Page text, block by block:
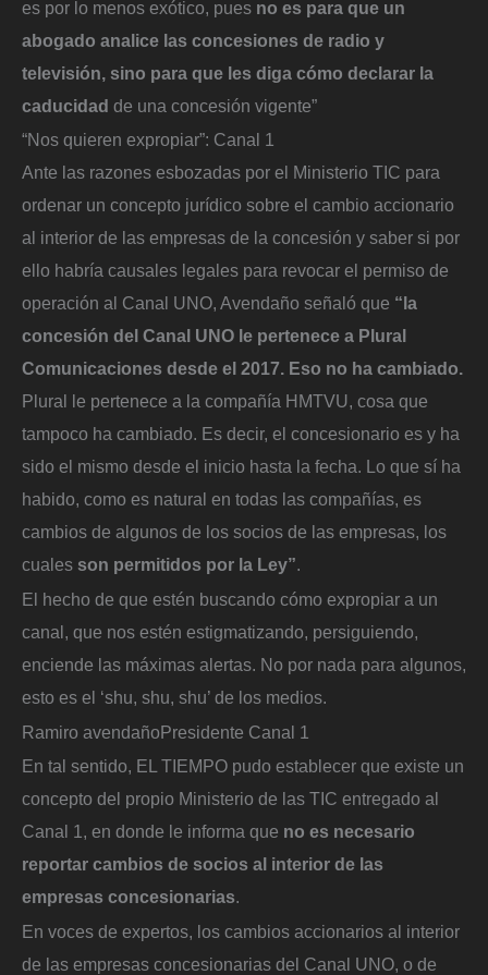
es por lo menos exótico, pues no es para que un
abogado analice las concesiones de radio y
televisión, sino para que les diga cómo declarar la
caducidad de una concesión vigente”
“Nos quieren expropiar”: Canal 1
Ante las razones esbozadas por el Ministerio TIC para
ordenar un concepto jurídico sobre el cambio accionario
al interior de las empresas de la concesión y saber si por
ello habría causales legales para revocar el permiso de
operación al Canal UNO, Avendaño señaló que “la
concesión del Canal UNO le pertenece a Plural
Comunicaciones desde el 2017. Eso no ha cambiado.
Plural le pertenece a la compañía HMTVU, cosa que
tampoco ha cambiado. Es decir, el concesionario es y ha
sido el mismo desde el inicio hasta la fecha. Lo que sí ha
habido, como es natural en todas las compañías, es
cambios de algunos de los socios de las empresas, los
cuales son permitidos por la Ley”.
El hecho de que estén buscando cómo expropiar a un
canal, que nos estén estigmatizando, persiguiendo,
enciende las máximas alertas. No por nada para algunos,
esto es el ‘shu, shu, shu’ de los medios.
Ramiro avendañoPresidente Canal 1
En tal sentido, EL TIEMPO pudo establecer que existe un
concepto del propio Ministerio de las TIC entregado al
Canal 1, en donde le informa que no es necesario
reportar cambios de socios al interior de las
empresas concesionarias.
En voces de expertos, los cambios accionarios al interior
de las empresas concesionarias del Canal UNO, o de